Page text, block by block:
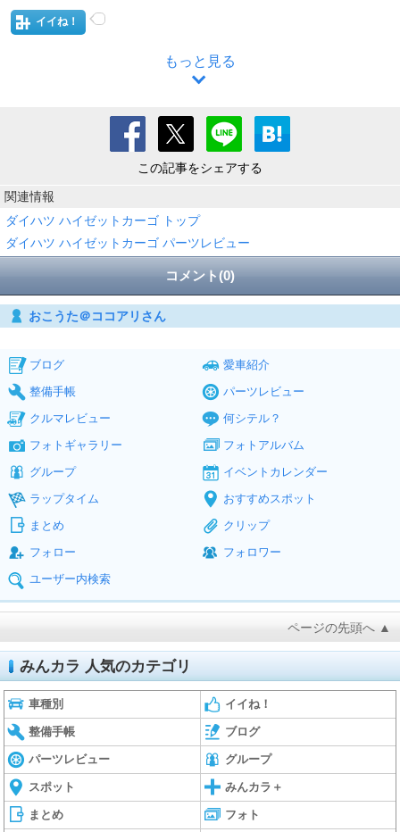
イイね！
もっと見る
この記事をシェアする
関連情報
ダイハツ ハイゼットカーゴ トップ
ダイハツ ハイゼットカーゴ パーツレビュー
コメント(0)
おこうた＠ココアリさん
ブログ
愛車紹介
整備手帳
パーツレビュー
クルマレビュー
何シテル？
フォトギャラリー
フォトアルバム
グループ
イベントカレンダー
ラップタイム
おすすめスポット
まとめ
クリップ
フォロー
フォロワー
ユーザー内検索
ページの先頭へ ▲
みんカラ 人気のカテゴリ
車種別 イイね！
整備手帳 ブログ
パーツレビュー グループ
スポット みんカラ＋
まとめ フォト